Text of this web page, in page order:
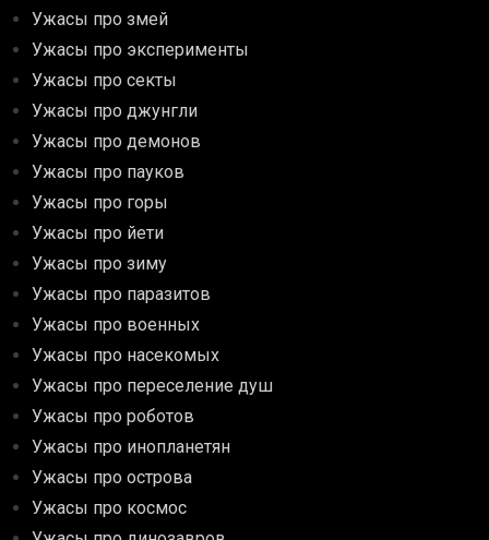
Ужасы про змей
Ужасы про эксперименты
Ужасы про секты
Ужасы про джунгли
Ужасы про демонов
Ужасы про пауков
Ужасы про горы
Ужасы про йети
Ужасы про зиму
Ужасы про паразитов
Ужасы про военных
Ужасы про насекомых
Ужасы про переселение душ
Ужасы про роботов
Ужасы про инопланетян
Ужасы про острова
Ужасы про космос